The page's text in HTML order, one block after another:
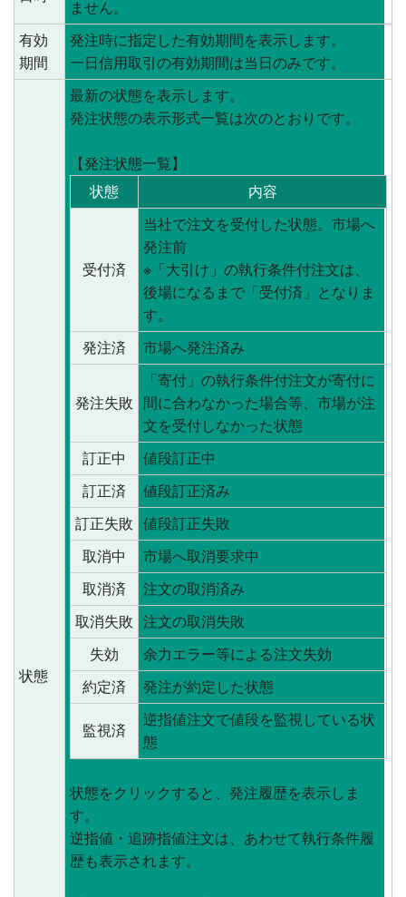
ません。
有効
期間
発注時に指定した有効期間を表示します。
一日信用取引の有効期間は当日のみです。
状態
最新の状態を表示します。
発注状態の表示形式一覧は次のとおりです。
【発注状態一覧】
状態
内容
受付済
当社で注文を受付した状態。市場へ
発注前
※「大引け」の執行条件付注文は、
後場になるまで「受付済」となりま
す。
発注済 市場へ発注済み
発注失敗
「寄付」の執行条件付注文が寄付に
間に合わなかった場合等、市場が注
文を受付しなかった状態
訂正中 値段訂正中
訂正済 値段訂正済み
訂正失敗 値段訂正失敗
取消中 市場へ取消要求中
取消済 注文の取消済み
取消失敗 注文の取消失敗
失効 余力エラー等による注文失効
約定済 発注が約定した状態
監視済
逆指値注文で値段を監視している状
態
状態をクリックすると、発注履歴を表示しま
す。
逆指値・追跡指値注文は、あわせて執行条件履
歴も表示されます。